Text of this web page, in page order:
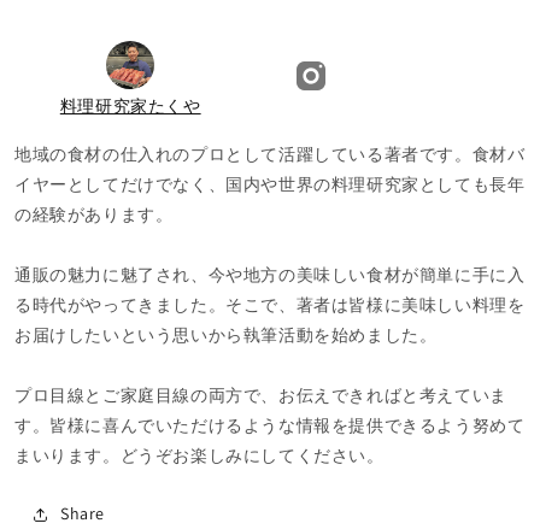
料理研究家たくや
地域の食材の仕入れのプロとして活躍している著者です。食材バ
イヤーとしてだけでなく、国内や世界の料理研究家としても長年
の経験があります。
通販の魅力に魅了され、今や地方の美味しい食材が簡単に手に入
る時代がやってきました。そこで、著者は皆様に美味しい料理を
お届けしたいという思いから執筆活動を始めました。
プロ目線とご家庭目線の両方で、お伝えできればと考えていま
す。皆様に喜んでいただけるような情報を提供できるよう努めて
まいります。どうぞお楽しみにしてください。
Share